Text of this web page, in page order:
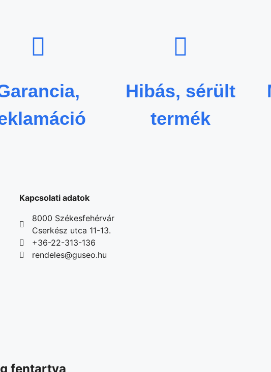
Hibás, sérült
termék
Kapcsolati adatok
8000 Székesfehérvár
Cserkész utca 11-13.
+36-22-313-136
rendeles@guseo.hu
fentartva